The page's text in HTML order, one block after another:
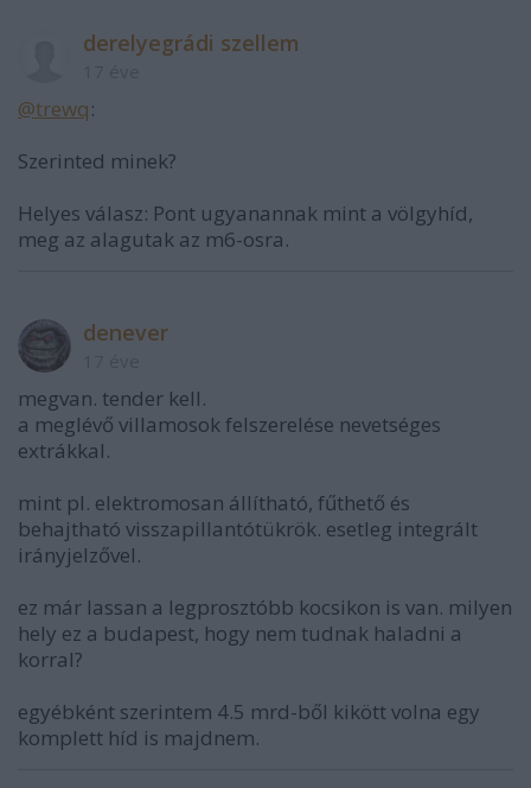
derelyegrádi szellem
@trewq:
Szerinted minek?
Helyes válasz: Pont ugyanannak mint a völgyhíd,
meg az alagutak az m6-osra.
denever
megvan. tender kell.
a meglévő villamosok felszerelése nevetséges
extrákkal.
mint pl. elektromosan állítható, fűthető és
behajtható visszapillantótükrök. esetleg integrált
irányjelzővel.
ez már lassan a legprosztóbb kocsikon is van. milyen
hely ez a budapest, hogy nem tudnak haladni a
korral?
egyébként szerintem 4.5 mrd-ből kikött volna egy
komplett híd is majdnem.